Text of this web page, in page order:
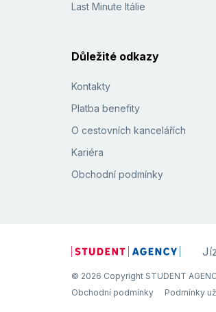
Last Minute Itálie
Důležité odkazy
Kontakty
Platba benefity
O cestovních kancelářích
Kariéra
Obchodní podmínky
© 2026 Copyright STUDENT
Obchodní podmínky
Podmínky